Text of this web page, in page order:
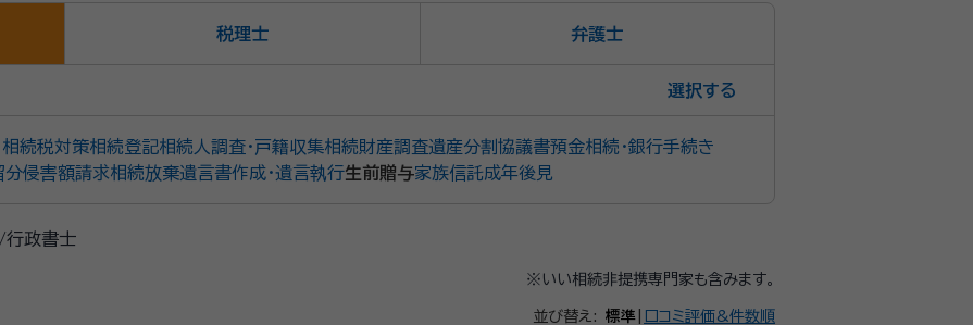
税理士 弁護士
選択
相続税対策相続登記相続人調査・戸籍収集相続財産調査遺産分割協議書預金相続・銀行手続き
分侵害額請求相続放棄遺言書作成・遺言執行生前贈与家族信託成年後見
行政書士
※いい相続非提携専門家も含みます。
並び替え: 標準 口コミ評価&件数順